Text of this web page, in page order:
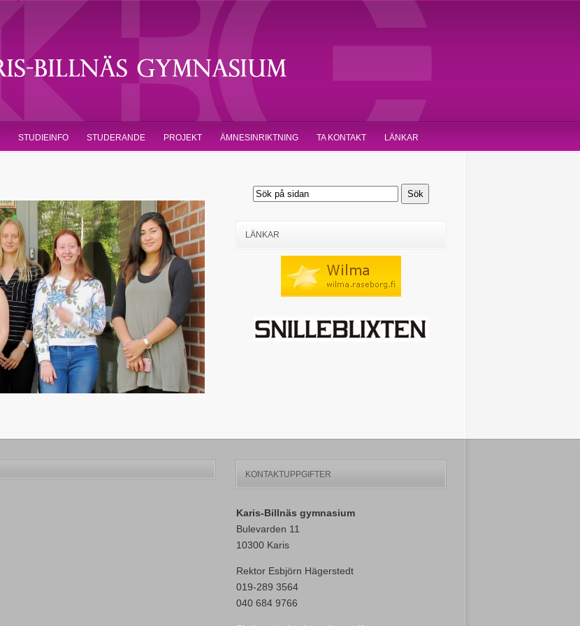
STUDIEINFO STUDERANDE PROJEKT ÄMNESINRIKTNING TA KONTAKT LÄNKAR
LÄNKAR
KONTAKTUPPGIFTER
Karis-Billnäs gymnasium
Bulevarden 11
10300 Karis
Rektor Esbjörn Hägerstedt
019-289 3564
040 684 9766